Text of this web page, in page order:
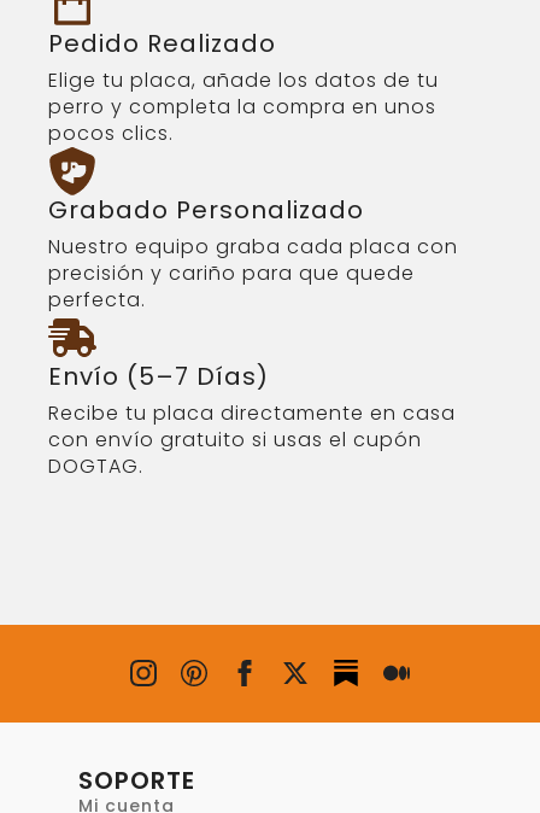
Pedido Realizado
Elige tu placa, añade los datos de tu
perro y completa la compra en unos
pocos clics.
Grabado Personalizado
Nuestro equipo graba cada placa con
precisión y cariño para que quede
perfecta.
Envío (5–7 Días)
Recibe tu placa directamente en casa
con envío gratuito si usas el cupón
DOGTAG.
SOPORTE
Mi cuenta